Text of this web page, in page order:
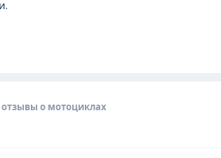
отзывы о мотоциклах